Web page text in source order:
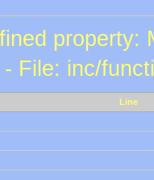
property:
- File: inc/
Line